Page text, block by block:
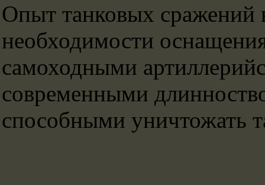
Опыт танковых сражений
необходимости
самоходными
современными
способными уничтожать